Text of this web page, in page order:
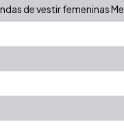
de vestir femeninas